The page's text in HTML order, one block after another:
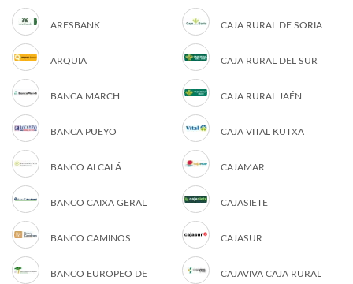
ARESBANK
ARQUIA
BANCA MARCH
BANCA PUEYO
BANCO ALCALÁ
BANCO CAIXA GERAL
BANCO CAMINOS
BANCO EUROPEO DE
CAJA RURAL DE SORIA
CAJA RURAL DEL SUR
CAJA RURAL JAÉN
CAJA VITAL KUTXA
CAJAMAR
CAJASIETE
CAJASUR
CAJAVIVA CAJA RURAL